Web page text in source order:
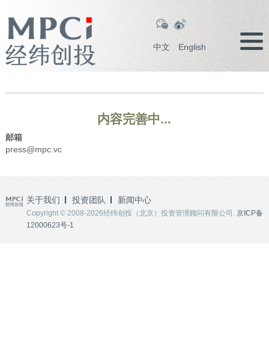
中文 English
内容完善中...
邮箱
press@mpc.vc
关于我们 投资团队 新闻中心
Copyright © 2008-2026经纬创投（北京）投资管理顾问有限公司. 京ICP备
12000623号-1